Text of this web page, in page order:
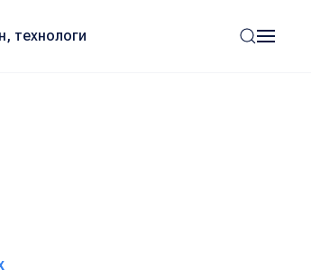
технологи